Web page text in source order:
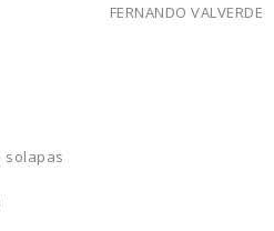
FERNANDO VALVERDE
solapas